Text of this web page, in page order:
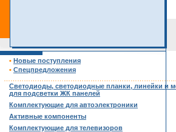
• Новые поступления
• Спецпредложения
Светодиоды, светодиодные планки, линейки и
для подсветки ЖК панелей
Комплектующие для автоэлектроники
Активные компоненты
Комплектующие для телевизоров